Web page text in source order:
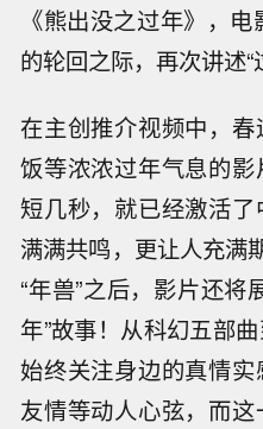
《熊出没之过年》，
的轮回之际，再次讲述“
在主创推介视频中，
饭等浓浓过年气息的
短几秒，就已经激活
满满共鸣，更让人充满
“年兽”之后，影片还将
年”故事！从科幻五部
始终关注身边的真情
友情等动人心弦，而